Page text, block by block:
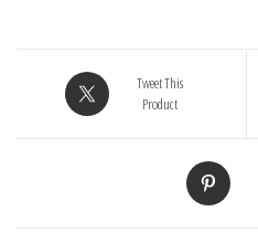
cantidad
Tweet This
Product